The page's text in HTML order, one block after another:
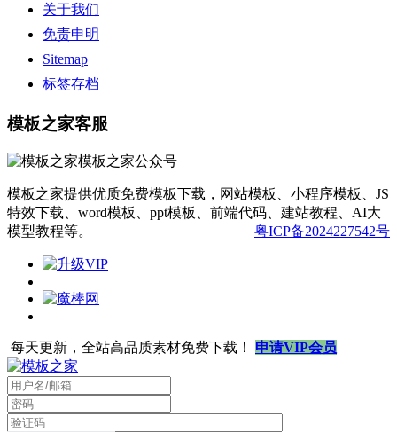
关于我们
免责申明
Sitemap
标签存档
模板之家客服
模板之家提供优质免费模板下载，网站模板、小程序模板、JS
特效下载、word模板、ppt模板、前端代码、建站教程、AI大
模型教程等。
粤ICP备2024227542号
每天更新，全站高品质素材免费下载！ 申请VIP会员